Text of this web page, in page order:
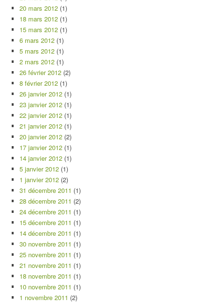
20 mars 2012 (1)
18 mars 2012 (1)
15 mars 2012 (1)
6 mars 2012 (1)
5 mars 2012 (1)
2 mars 2012 (1)
26 février 2012 (2)
8 février 2012 (1)
26 janvier 2012 (1)
23 janvier 2012 (1)
22 janvier 2012 (1)
21 janvier 2012 (1)
20 janvier 2012 (2)
17 janvier 2012 (1)
14 janvier 2012 (1)
5 janvier 2012 (1)
1 janvier 2012 (2)
31 décembre 2011 (1)
28 décembre 2011 (2)
24 décembre 2011 (1)
15 décembre 2011 (1)
14 décembre 2011 (1)
30 novembre 2011 (1)
25 novembre 2011 (1)
21 novembre 2011 (1)
18 novembre 2011 (1)
10 novembre 2011 (1)
1 novembre 2011 (2)